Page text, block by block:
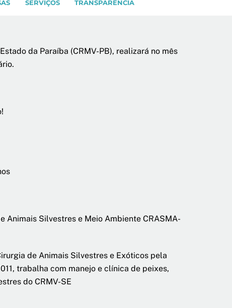
SERVIÇOS TRANSPARÊNCIA
da Paraíba (CRMV-PB), realizará no mês
Animais Silvestres e Meio Ambiente CRASMA-
de Animais Silvestres e Exóticos pela
trabalha com manejo e clínica de peixes,
do CRMV-SE